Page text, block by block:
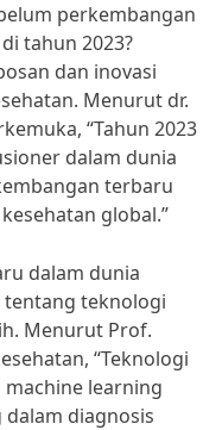
perkembangan
tahun 2023?
dan inovasi
Menurut dr.
“Tahun 2023
dalam dunia
terbaru
global.”
dalam dunia
tentang teknologi
Menurut Prof.
“Teknologi
learning
diagnosis